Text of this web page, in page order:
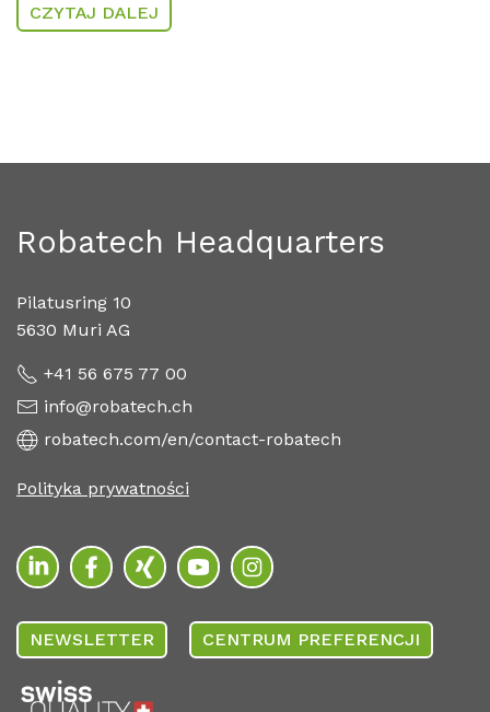
CZYTAJ DALEJ
Robatech Headquarters
Pilatusring 10
5630 Muri AG
+41 56 675 77 00
info@robatech.ch
robatech.com/en/contact-robatech
Polityka prywatności
NEWSLETTER CENTRUM PREFERENCJI